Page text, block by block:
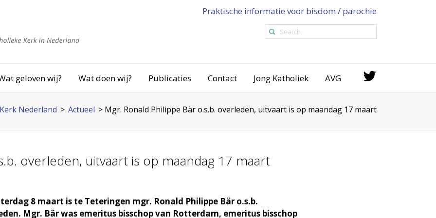
Praktische informatie voor bisdom / parochie
geloven wij? Wat doen wij? Publicaties Contact Jong Katholiek AVG
Nederland > Actueel > Mgr. Ronald Philippe Bär o.s.b. overleden, uitvaart is op maandag 17 maart
overleden, uitvaart is op maandag 17 maart
8 maart is te Teteringen mgr. Ronald Philippe Bär o.s.b.
Mgr. Bär was emeritus bisschop van Rotterdam, emeritus bisschop